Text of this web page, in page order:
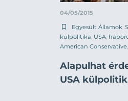
04/05/2015
Egyesült Államok
külpolitika USA
American Conservative
Alapulhat
USA